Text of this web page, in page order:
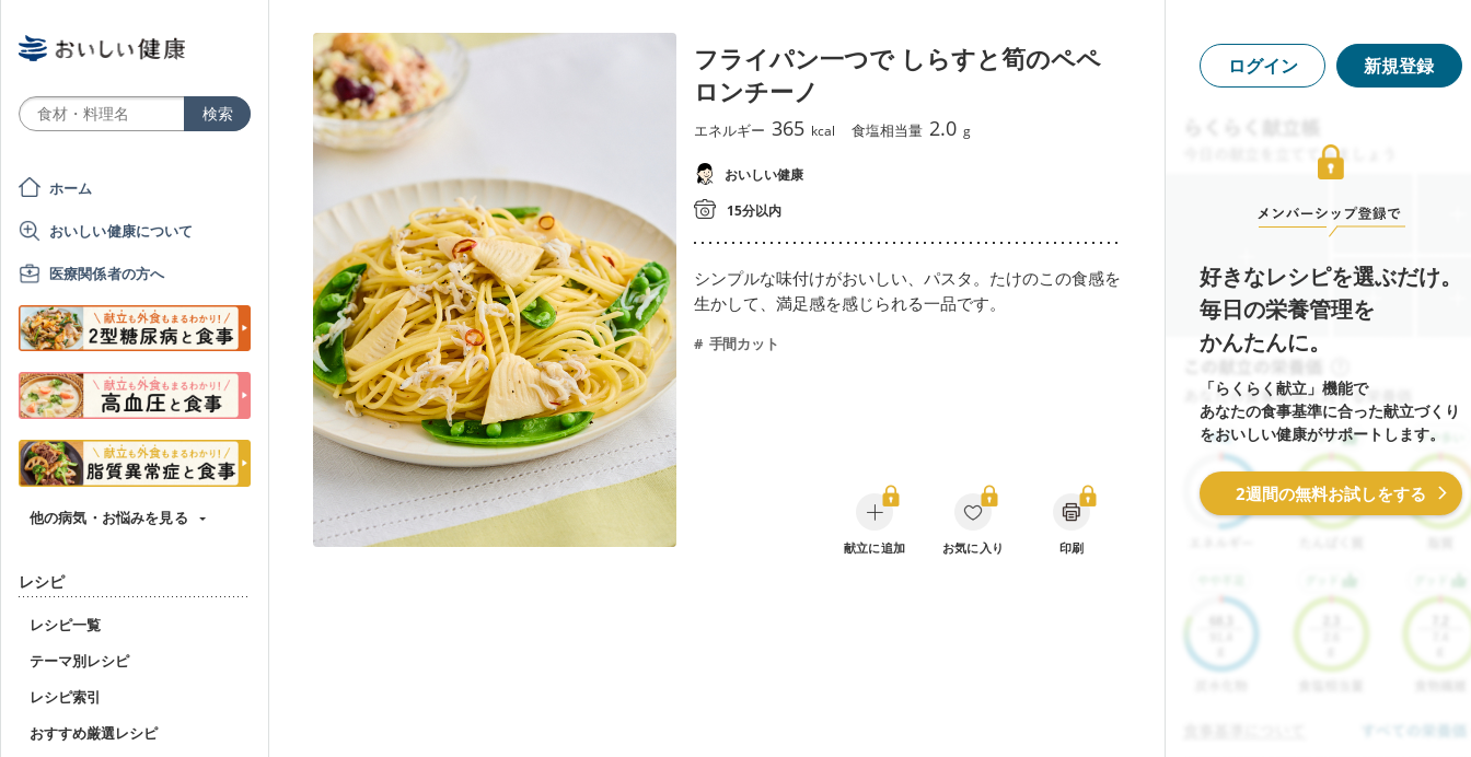
ホーム
おいしい健康について
医療関係者の方へ
他の病気・お悩みを見る
レシピ
レシピ一覧
テーマ別レシピ
レシピ索引
おすすめ厳選レシピ
フライパン一つで しらすと筍のペペ
ロンチーノ
エネルギー 365 kcal 食塩相当量 2.0 g
おいしい健康
15分以内
シンプルな味付けがおいしい、パスタ。たけのこの食感を
生かして、満足感を感じられる一品です。
手間カット
献立に追加 お気に入り 印刷
ログイン 新規登録
好きなレシピを選ぶだけ。
毎日の栄養管理を
かんたんに。
「らくらく献立」機能で
あなたの食事基準に合った献立づくり
をおいしい健康がサポートします。
2週間の無料お試しをする